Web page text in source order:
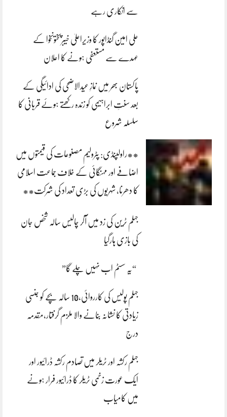
سے انکاری رہے
علی امین گنڈاپور کا وزیراعلیٰ خیبرپختونخوا کے
عہدے سے مستعفی ہونے کا اعلان
پاکستان بھر میں نمازِ عیدالاضحی کی ادائیگی کے
بعد سنتِ ابراہیمی کو زندہ رکھتے ہوئے قربانی کا
سلسلہ شروع
**راولپنڈی: پٹرولیم مصنوعات کی قیمتوں میں
اضافے اور مہنگائی کے خلاف جماعت اسلامی
کا دھرنا، شہریوں کی بڑی تعداد کی شرکت**
جہلم ٹرین کی زد میں آکر چالیس سالہ شخص جان
کی بازی ہارگیا
“یہ سسٹم اب نہیں چلے گا”
جہلم پولیس کی کارروائی،10 سالہ بچے کو جنسی
زیادتی کا نشانہ بنانے والا ملزم گرفتار،مقدمہ
درج
جہلم رکشہ اور ٹریلر میں تصادم رکشہ ڈرائیور اور
ایک عورت زخمی ٹریلر کا ڈرائیور فرار ہونے
میں کامیاب